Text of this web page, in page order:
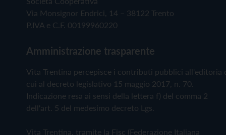
Via Monsignor Endrici, 14 – 38122 Trento
P.IVA e C.F. 00199960220
Amministrazione trasparente
Vita Trentina percepisce i contributi pubblici all'editoria
cui al decreto legislativo 15 maggio 2017, n. 70.
Indicazione resa ai sensi della lettera f) del comma 2
dell'art. 5 del medesimo decreto Lgs.
Vita Trentina, tramite la Fisc (Federazione Italiana